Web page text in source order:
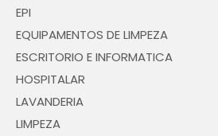
EPI
EQUIPAMENTOS DE LIMPEZA
ESCRITORIO E INFORMATICA
HOSPITALAR
LAVANDERIA
LIMPEZA